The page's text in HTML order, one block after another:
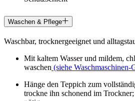
Waschen & Pflege
Waschbar, trocknergeeignet und
Mit kaltem Wasser und mildem,
waschen (siehe Waschmaschinen-
Hänge den Teppich zum
trockne ihn schonend im